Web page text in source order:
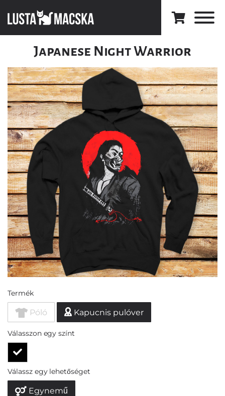
Japanese Night Warrior
Termék
Póló Kapucnis pulóver
Válasszon egy színt
Válassz egy lehetőséget
Egynemű